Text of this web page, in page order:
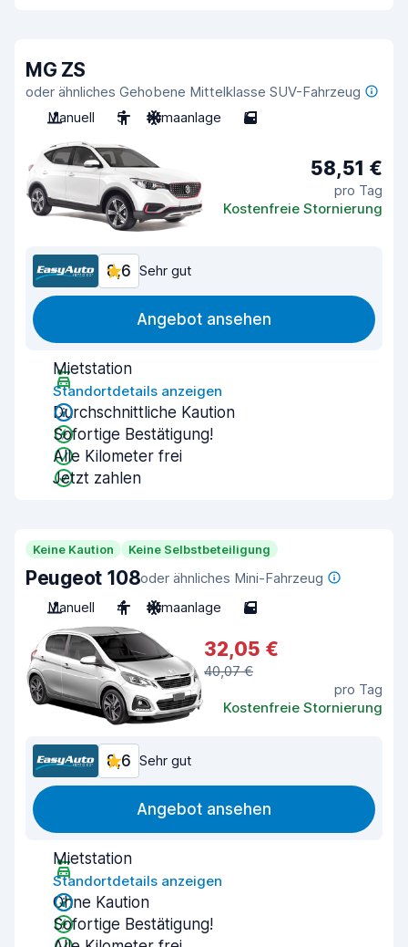
MG ZS
oder ähnliches Gehobene Mittelklasse SUV-Fahrzeug
Manuell
5 Klimaanlage 5
58,51 €
pro Tag
Kostenfreie Stornierung
8,6 Sehr gut
Angebot ansehen
Mietstation
Standortdetails anzeigen
Durchschnittliche Kaution
Sofortige Bestätigung!
Alle Kilometer frei
Jetzt zahlen
Keine Kaution Keine Selbstbeteiligung
Peugeot 108oder ähnliches Mini-Fahrzeug
Manuell
4 Klimaanlage 5
32,05 €
40,07 €
pro Tag
Kostenfreie Stornierung
8,6 Sehr gut
Angebot ansehen
Mietstation
Standortdetails anzeigen
Ohne Kaution
Sofortige Bestätigung!